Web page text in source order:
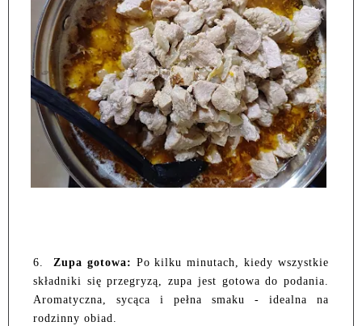
6. Zupa gotowa: Po kilku minutach, kiedy wszystkie
składniki się przegryzą, zupa jest gotowa do podania.
Aromatyczna, sycąca i pełna smaku - idealna na
rodzinny obiad.